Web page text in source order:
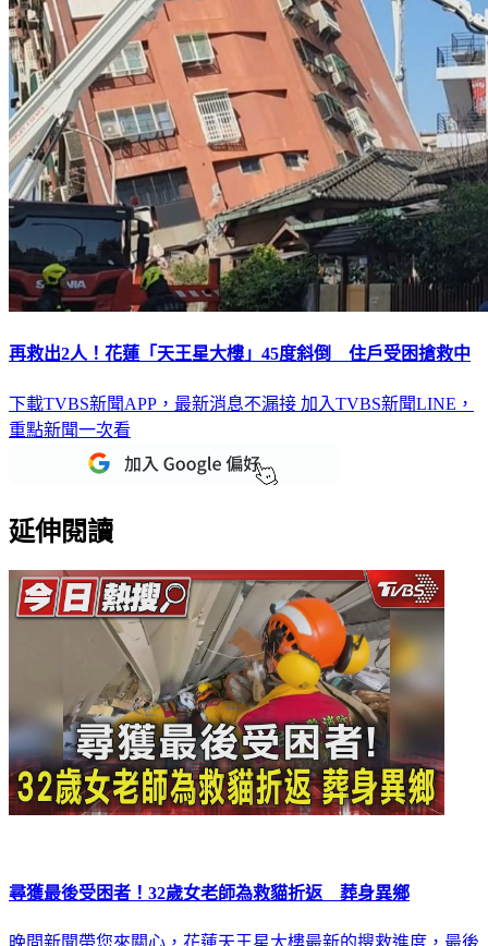
再救出2人！花蓮「天王星大樓」45度斜倒 住戶受困搶救中
下載TVBS新聞APP，最新消息不漏接 加入TVBS新聞LINE，
重點新聞一次看
延伸閱讀
尋獲最後受困者！32歲女老師為救貓折返 葬身異鄉
晚間新聞帶您來關心，花蓮天王星大樓最新的搜救進度，最後